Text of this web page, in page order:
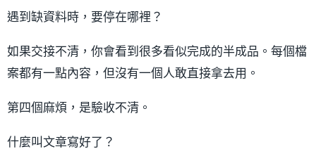
遇到缺資料時，要停在哪裡？
如果交接不清，你會看到很多看似完成的半成品。每個檔
案都有一點內容，但沒有一個人敢直接拿去用。
第四個麻煩，是驗收不清。
什麼叫文章寫好了？